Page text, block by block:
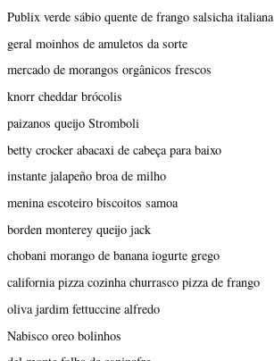
Publix verde sábio quente de frango salsicha italiana
geral moinhos de amuletos da sorte
mercado de morangos orgânicos frescos
knorr cheddar brócolis
paizanos queijo Stromboli
betty crocker abacaxi de cabeça para baixo
instante jalapeño broa de milho
menina escoteiro biscoitos samoa
borden monterey queijo jack
chobani morango de banana iogurte grego
california pizza cozinha churrasco pizza de frango
oliva jardim fettuccine alfredo
Nabisco oreo bolinhos